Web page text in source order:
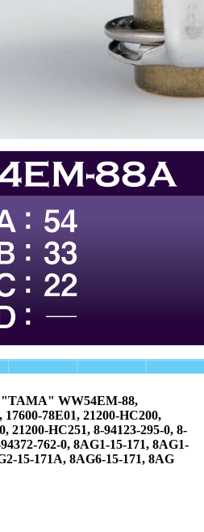
"TAMA" WW54EM-88,
78E01, 21200-HC200,
21200-HC251, 8-94123-295-0, 8-
762-0, 8AG1-15-171, 8AG1-
15-171A, 8AG6-15-171, 8AG